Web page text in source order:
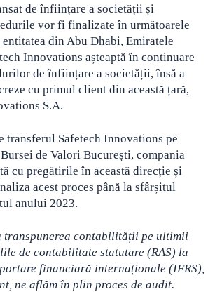
de înființare a societății și
vor fi finalizate în următoarele
entitatea din Abu Dhabi, Emiratele
Innovations așteaptă în continuare
de înființare a societății, însă a
cu primul client din această țară,
S.A.
transferul Safetech Innovations pe
de Valori București, compania
cu pregătirile în această direcție și
acest proces până la sfârșitul
anului 2023.
transpunerea contabilității pe ultimii
de contabilitate statutare (RAS) la
financiară internaționale (IFRS),
ne aflăm în plin proces de audit.